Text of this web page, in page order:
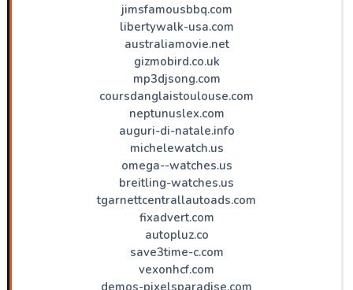
jimsfamousbbq.com
libertywalk-usa.com
australiamovie.net
gizmobird.co.uk
mp3djsong.com
coursdanglaistoulouse.com
neptunuslex.com
auguri-di-natale.info
michelewatch.us
omega--watches.us
breitling-watches.us
tgarnettcentrallautoads.com
fixadvert.com
autopluz.co
save3time-c.com
vexonhcf.com
demos-pixelsparadise.com